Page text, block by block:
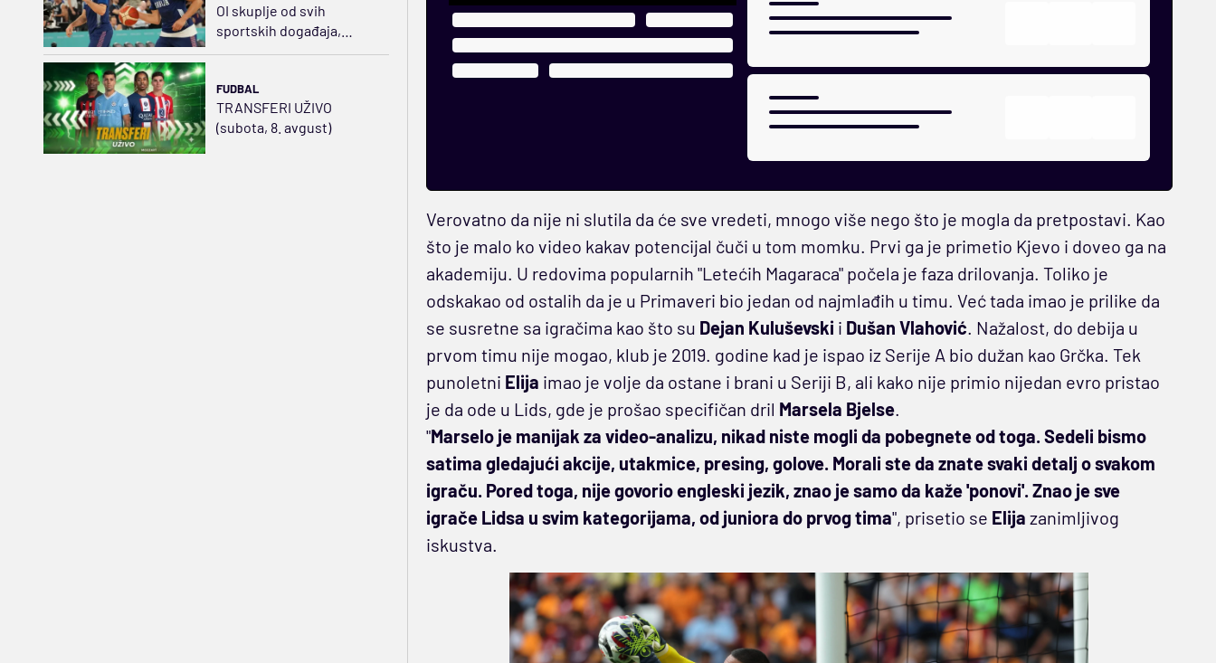
OI skuplje od svih
sportskih događaja,
FUDBAL
TRANSFERI UŽIVO
(subota, 8. avgust)
Verovatno da nije ni slutila da će sve vredeti, mnogo više nego što je mogla da pretpostavi. Kao
što je malo ko video kakav potencijal čuči u tom momku. Prvi ga je primetio Kjevo i doveo ga na
akademiju. U redovima popularnih "Letećih Magaraca" počela je faza drilovanja. Toliko je
odskakao od ostalih da je u Primaveri bio jedan od najmlađih u timu. Već tada imao je prilike da
se susretne sa igračima kao što su Dejan Kuluševski i Dušan Vlahović. Nažalost, do debija u
prvom timu nije mogao, klub je 2019. godine kad je ispao iz Serije A bio dužan kao Grčka. Tek
punoletni Elija imao je volje da ostane i brani u Seriji B, ali kako nije primio nijedan evro pristao
je da ode u Lids, gde je prošao specifičan dril Marsela Bjelse.
"Marselo je manijak za video-analizu, nikad niste mogli da pobegnete od toga. Sedeli bismo
satima gledajući akcije, utakmice, presing, golove. Morali ste da znate svaki detalj o svakom
igraču. Pored toga, nije govorio engleski jezik, znao je samo da kaže 'ponovi'. Znao je sve
igrače Lidsa u svim kategorijama, od juniora do prvog tima", prisetio se Elija zanimljivog
iskustva.